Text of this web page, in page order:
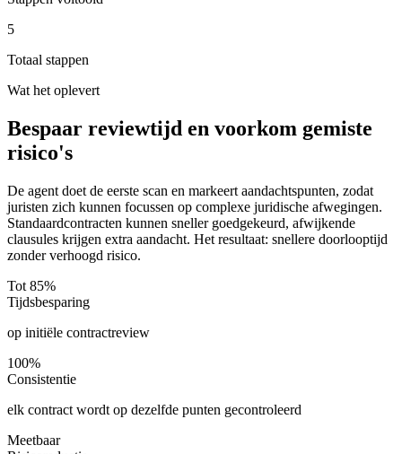
5
Totaal stappen
Wat het oplevert
Bespaar reviewtijd en voorkom gemiste
risico's
De agent doet de eerste scan en markeert aandachtspunten, zodat
juristen zich kunnen focussen op complexe juridische afwegingen.
Standaardcontracten kunnen sneller goedgekeurd, afwijkende
clausules krijgen extra aandacht. Het resultaat: snellere doorlooptijd
zonder verhoogd risico.
Tot 85%
Tijdsbesparing
op initiële contractreview
100%
Consistentie
elk contract wordt op dezelfde punten gecontroleerd
Meetbaar